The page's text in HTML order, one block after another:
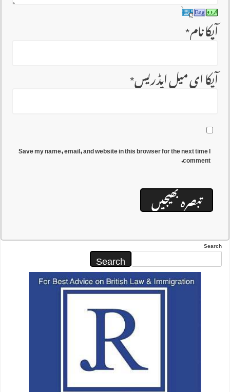
آپکا نام*
آپکا ای میل ایڈریس*
Save my name, email, and website in this browser for the next time I
comment.
Search
Search